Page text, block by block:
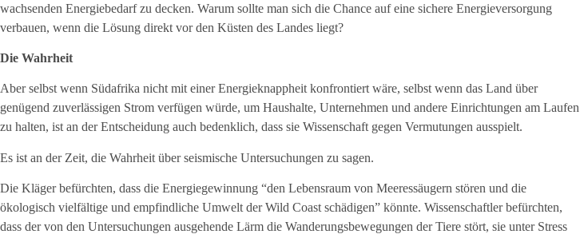
wachsenden Energiebedarf zu decken. Warum sollte man sich die Chance auf eine sichere Energieversorgung
verbauen, wenn die Lösung direkt vor den Küsten des Landes liegt?
Die Wahrheit
Aber selbst wenn Südafrika nicht mit einer Energieknappheit konfrontiert wäre, selbst wenn das Land über
genügend zuverlässigen Strom verfügen würde, um Haushalte, Unternehmen und andere Einrichtungen am Laufen
zu halten, ist an der Entscheidung auch bedenklich, dass sie Wissenschaft gegen Vermutungen ausspielt.
Es ist an der Zeit, die Wahrheit über seismische Untersuchungen zu sagen.
Die Kläger befürchten, dass die Energiegewinnung “den Lebensraum von Meeressäugern stören und die
ökologisch vielfältige und empfindliche Umwelt der Wild Coast schädigen” könnte. Wissenschaftler befürchten,
dass der von den Untersuchungen ausgehende Lärm die Wanderungsbewegungen der Tiere stört, sie unter Stress